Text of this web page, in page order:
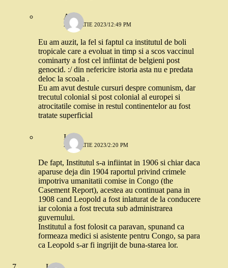
Anca
20 MARTIE 2023/12:49 PM
Eu am auzit, la fel si faptul ca institutul de boli
tropicale care a evoluat in timp si a scos vaccinul
cominarty a fost cel infiintat de belgieni post
genocid. :/ din nefericire istoria asta nu e predata
deloc la scoala .
Eu am avut destule cursuri despre comunism, dar
trecutul colonial si post colonial al europei si
atrocitatile comise in restul continentelor au fost
tratate superficial
Ioana
20 MARTIE 2023/2:20 PM
De fapt, Institutul s-a infiintat in 1906 si chiar daca
aparuse deja din 1904 raportul privind crimele
impotriva umanitatii comise in Congo (the
Casement Report), acestea au continuat pana in
1908 cand Leopold a fost inlaturat de la conducere
iar colonia a fost trecuta sub administrarea
guvernului.
Institutul a fost folosit ca paravan, spunand ca
formeaza medici si asistente pentru Congo, sa para
ca Leopold s-ar fi ingrijit de buna-starea lor.